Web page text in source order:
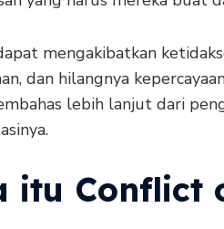
mengakibatkan
dan hilangnya
lebih lanjut dari
itu Conflict